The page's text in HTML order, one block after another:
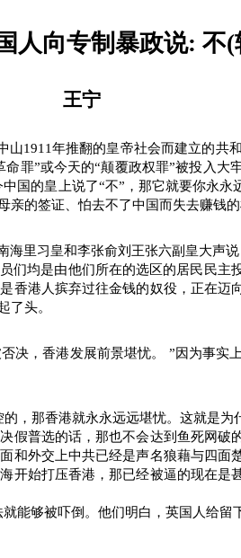
人向专制暴政说: 不(
王宁
山1911年推翻的皇帝社会而建立的共
罪”或今天的“颠覆政权罪”被投入
国的皇上说了“不”，那它就要你永
的签证、怕去不了中国而失去赚钱
海里习皇和李张俞刘王张六副皇大声
均是由他们所在的选区的居民民
港人摈弃过往金钱的奴役，正在
了头。
决，香港发展前景堪忧。
”因为事实
，那香港就永永远远堪忧。这就是
普选的话，那也不会达到鱼死网
外交上中共已经是声名狼藉与四
始打压香港，那已经被逼的现在
能够被吓倒。他们明白，英国人给